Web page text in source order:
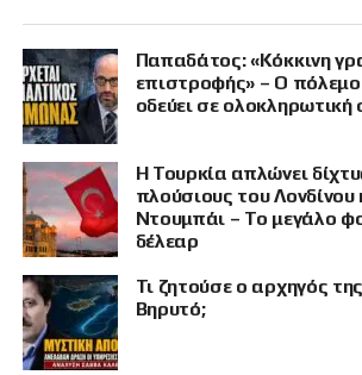
Παπαδάτος: «Κόκκινη
επιστροφής» – Ο
οδεύει σε
Η Τουρκία απλώνει
πλούσιους του Λονδίνου
Ντουμπάι – Το μεγάλο
δέλεαρ
Τι ζητούσε ο αρχηγός
Βηρυτό;